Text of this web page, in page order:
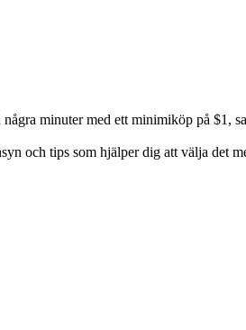
minuter med ett minimiköp på $1,
och tips som hjälper dig att välja det